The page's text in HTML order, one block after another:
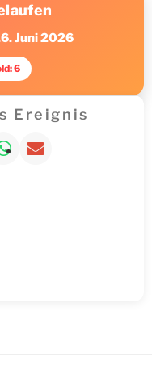
Juni 2026
6
Ereignis